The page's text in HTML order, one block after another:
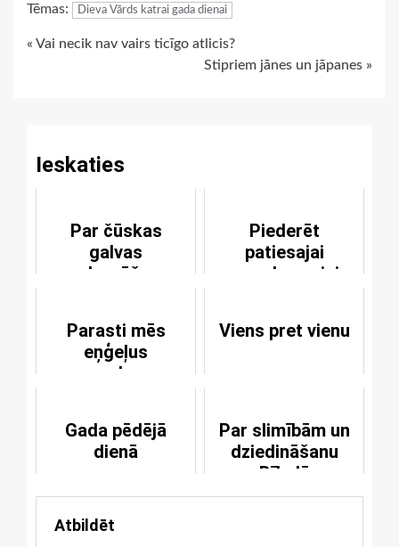
Tēmas: Dieva Vārds katrai gada dienai
Continue
« Vai necik nav vairs ticīgo atlicis?
Stipriem jānes un jāpanes »
Ieskaties
Par čūskas
galvas
sadragāšanu
Piederēt
patiesajai
neredzamajai
Parasti mēs
eņģeļus
neredzam
Viens pret vienu
Gada pēdējā
dienā
Par slimībām un
dziedināšanu
Bībelē
Atbildēt